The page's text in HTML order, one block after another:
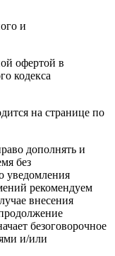
и
офертой в
кодекса
на странице по
дополнять и
без
уведомления
рекомендуем
внесения
безоговорочное
и/или